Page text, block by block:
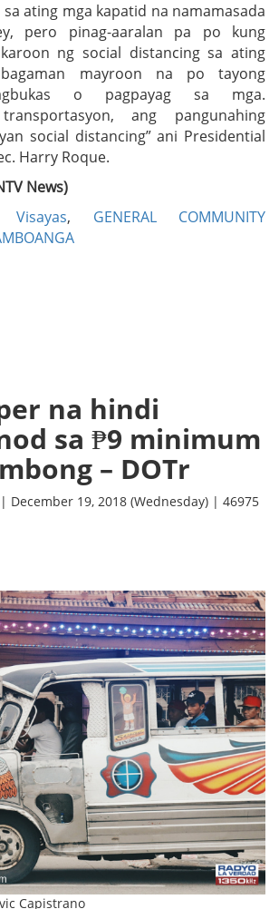
sa ating mga kapatid na namamasada
pero pinag-aaralan pa po kung
ng social distancing sa ating
mayroon na po tayong
o pagpayag sa mga.
ang pangunahing
social distancing” ani Presidential
Harry Roque.
News)
Visayas, GENERAL COMMUNITY
na hindi
sa ₱9 minimum
– DOTr
| December 19, 2018 (Wednesday) | 46975
Capistrano